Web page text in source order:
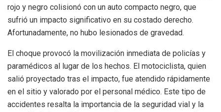
rojo y negro colisionó con un auto compacto negro, que
sufrió un impacto significativo en su costado derecho.
Afortunadamente, no hubo lesionados de gravedad.
El choque provocó la movilización inmediata de policías y
paramédicos al lugar de los hechos. El motociclista, quien
salió proyectado tras el impacto, fue atendido rápidamente
en el sitio y valorado por el personal médico. Este tipo de
accidentes resalta la importancia de la seguridad vial y la